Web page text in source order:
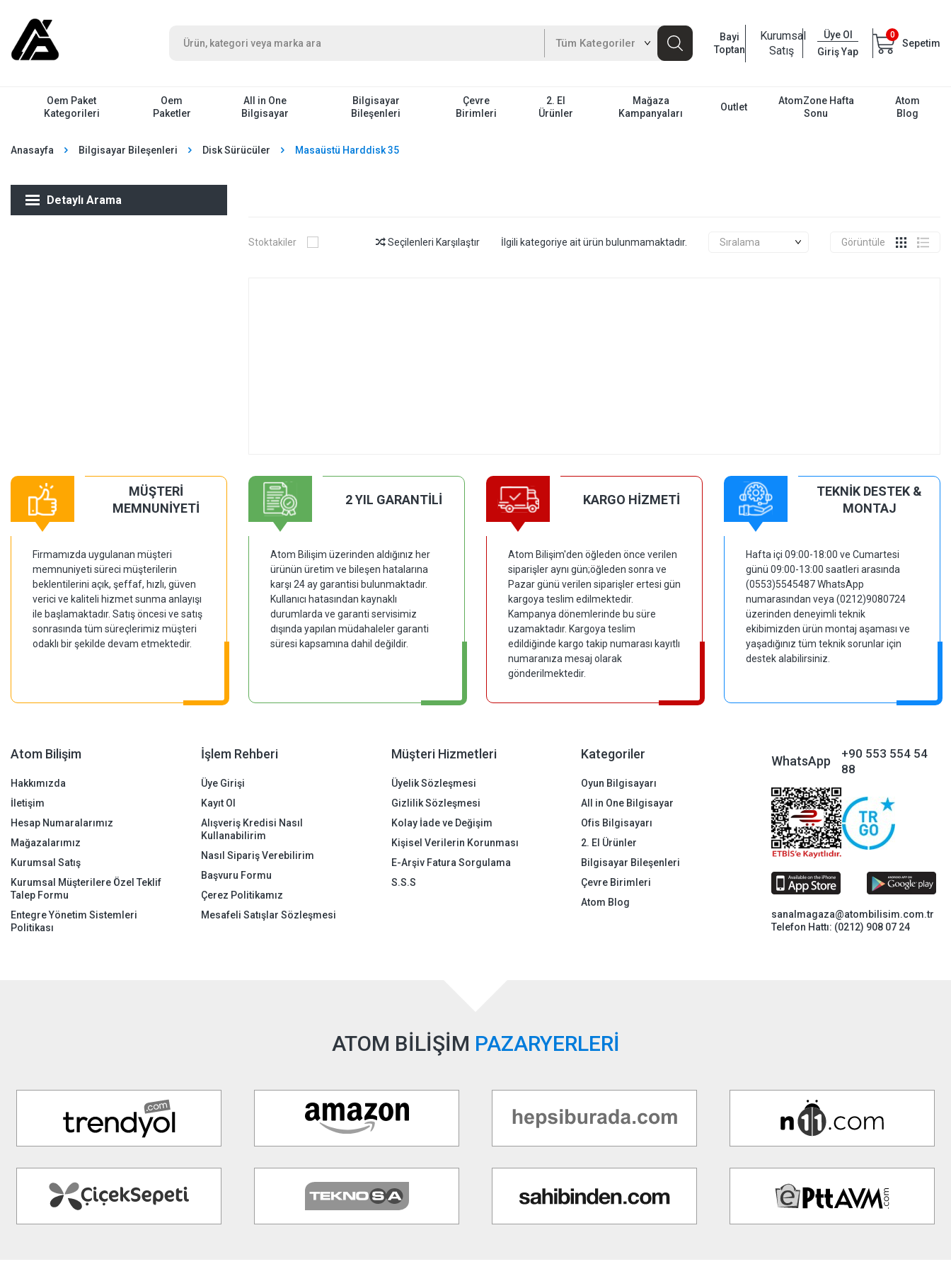
Bayi
Toptan
Kurumsal
Satış
Üye Ol
Giriş Yap
0
Sepetim
Oem Paket
Kategorileri
Oem
Paketler
All in One
Bilgisayar
Bilgisayar
Bileşenleri
Çevre
Birimleri
2. El
Ürünler
Mağaza
Kampanyaları
Outlet
AtomZone Hafta
Sonu
Atom
Blog
Anasayfa Bilgisayar Bileşenleri Disk Sürücüler Masaüstü Harddisk 35
Detaylı Arama
Stoktakiler Seçilenleri Karşılaştır İlgili kategoriye ait ürün bulunmamaktadır. Görüntüle
MÜŞTERİ
MEMNUNİYETİ
Firmamızda uygulanan müşteri
memnuniyeti süreci müşterilerin
beklentilerini açık, şeffaf, hızlı, güven
verici ve kaliteli hizmet sunma anlayışı
ile başlamaktadır. Satış öncesi ve satış
sonrasında tüm süreçlerimiz müşteri
odaklı bir şekilde devam etmektedir.
2 YIL GARANTİLİ
Atom Bilişim üzerinden aldığınız her
ürünün üretim ve bileşen hatalarına
karşı 24 ay garantisi bulunmaktadır.
Kullanıcı hatasından kaynaklı
durumlarda ve garanti servisimiz
dışında yapılan müdahaleler garanti
süresi kapsamına dahil değildir.
KARGO HİZMETİ
Atom Bilişim'den öğleden önce verilen
siparişler aynı gün;öğleden sonra ve
Pazar günü verilen siparişler ertesi gün
kargoya teslim edilmektedir.
Kampanya dönemlerinde bu süre
uzamaktadır. Kargoya teslim
edildiğinde kargo takip numarası kayıtlı
numaranıza mesaj olarak
gönderilmektedir.
TEKNİK DESTEK &
MONTAJ
Hafta içi 09:00-18:00 ve Cumartesi
günü 09:00-13:00 saatleri arasında
(0553)5545487 WhatsApp
numarasından veya (0212)9080724
üzerinden deneyimli teknik
ekibimizden ürün montaj aşaması ve
yaşadığınız tüm teknik sorunlar için
destek alabilirsiniz.
Atom Bilişim
Hakkımızda
İletişim
Hesap Numaralarımız
Mağazalarımız
Kurumsal Satış
Kurumsal Müşterilere Özel Teklif
Talep Formu
Entegre Yönetim Sistemleri
Politikası
İşlem Rehberi
Üye Girişi
Kayıt Ol
Alışveriş Kredisi Nasıl
Kullanabilirim
Nasıl Sipariş Verebilirim
Başvuru Formu
Çerez Politikamız
Mesafeli Satışlar Sözleşmesi
Müşteri Hizmetleri
Üyelik Sözleşmesi
Gizlilik Sözleşmesi
Kolay İade ve Değişim
Kişisel Verilerin Korunması
E-Arşiv Fatura Sorgulama
S.S.S
Kategoriler
Oyun Bilgisayarı
All in One Bilgisayar
Ofis Bilgisayarı
2. El Ürünler
Bilgisayar Bileşenleri
Çevre Birimleri
Atom Blog
WhatsApp
+90 553 554 54
88
sanalmagaza@atombilisim.com.tr
Telefon Hattı: (0212) 908 07 24
ATOM BİLİŞİM PAZARYERLERİ